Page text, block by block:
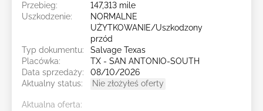
Przebieg:
147,313 mile
Uszkodzenie:
NORMALNE
UŻYTKOWANIE/Uszkodzony
przód
Typ dokumentu:
Salvage Texas
Placówka:
TX - SAN ANTONIO-SOUTH
Data sprzedaży:
08/10/2026
Aktualny status:
Nie złożyłeś oferty
Aktualna oferta: